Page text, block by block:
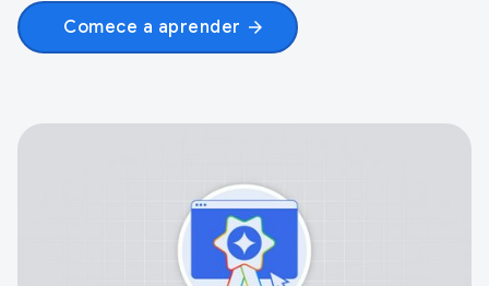
Comece a aprender arrow_forward